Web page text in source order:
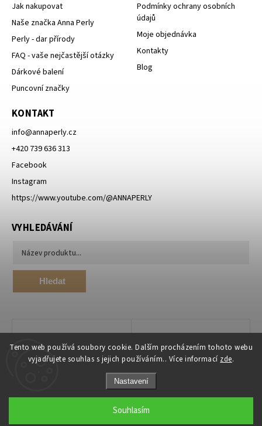
Tento web používá soubory cookie. Dalším procházením tohoto webu
vyjadřujete souhlas s jejich používáním.. Více informací zde.
Nastavení
Souhlasím
Jak nakupovat
Naše značka Anna Perly
Perly - dar přírody
FAQ - vaše nejčastější otázky
Dárkové balení
Puncovní značky
Podmínky ochrany osobních
údajů
Moje objednávka
Kontakty
Blog
KONTAKT
info@annaperly.cz
+420 739 636 313
Facebook
Instagram
https://www.youtube.com/@ANNAPERLY
VYHLEDÁVÁNÍ
Hledat